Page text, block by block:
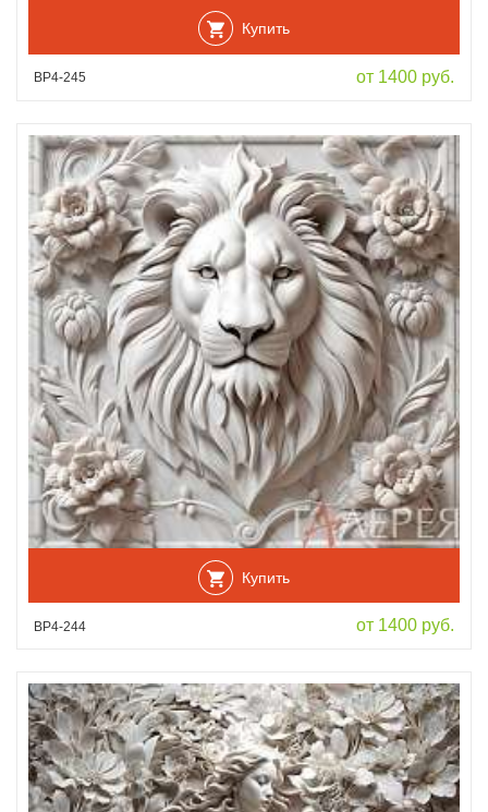
Купить
ВР4-245 от 1400 руб.
Купить
ВР4-244 от 1400 руб.